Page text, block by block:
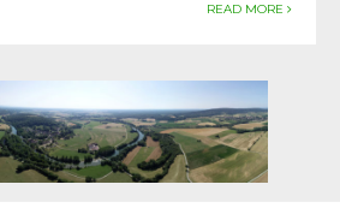
READ MORE